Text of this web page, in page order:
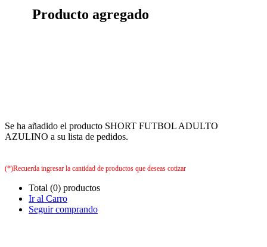
Producto agregado
Se ha añadido el producto SHORT FUTBOL ADULTO
AZULINO a su lista de pedidos.
(*)Recuerda ingresar la cantidad de productos que deseas cotizar
Total (0) productos
Ir al Carro
Seguir comprando